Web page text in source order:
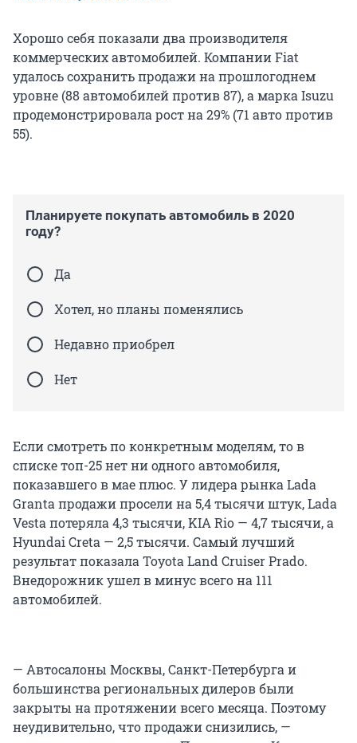
Хорошо себя показали два производителя
коммерческих автомобилей. Компании Fiat
удалось сохранить продажи на прошлогоднем
уровне (88 автомобилей против 87), а марка Isuzu
продемонстрировала рост на 29% (71 авто против
55).
Планируете покупать автомобиль в 2020
году?
Да
Хотел, но планы поменялись
Недавно приобрел
Нет
Если смотреть по конкретным моделям, то в
списке топ-25 нет ни одного автомобиля,
показавшего в мае плюс. У лидера рынка Lada
Granta продажи просели на 5,4 тысячи штук, Lada
Vesta потеряла 4,3 тысячи, KIA Rio — 4,7 тысячи, а
Hyundai Creta — 2,5 тысячи. Самый лучший
результат показала Toyota Land Cruiser Prado.
Внедорожник ушел в минус всего на 111
автомобилей.
— Автосалоны Москвы, Санкт-Петербурга и
большинства региональных дилеров были
закрыты на протяжении всего месяца. Поэтому
неудивительно, что продажи снизились, —